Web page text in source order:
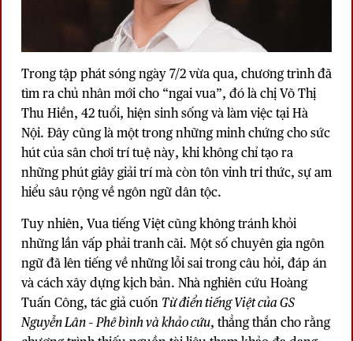
Trong tập phát sóng ngày 7/2 vừa qua, chương trình đã
tìm ra chủ nhân mới cho “ngai vua”, đó là chị Võ Thị
Thu Hiền, 42 tuổi, hiện sinh sống và làm việc tại Hà
Nội. Đây cũng là một trong những minh chứng cho sức
hút của sân chơi trí tuệ này, khi không chỉ tạo ra
những phút giây giải trí mà còn tôn vinh tri thức, sự am
hiểu sâu rộng về ngôn ngữ dân tộc.
Tuy nhiên, Vua tiếng Việt cũng không tránh khỏi
những lần vấp phải tranh cãi. Một số chuyên gia ngôn
ngữ đã lên tiếng về những lỗi sai trong câu hỏi, đáp án
và cách xây dựng kịch bản. Nhà nghiên cứu Hoàng
Tuấn Công, tác giả cuốn Từ điển tiếng Việt của GS
Nguyễn Lân – Phê bình và khảo cứu, thẳng thắn cho rằng